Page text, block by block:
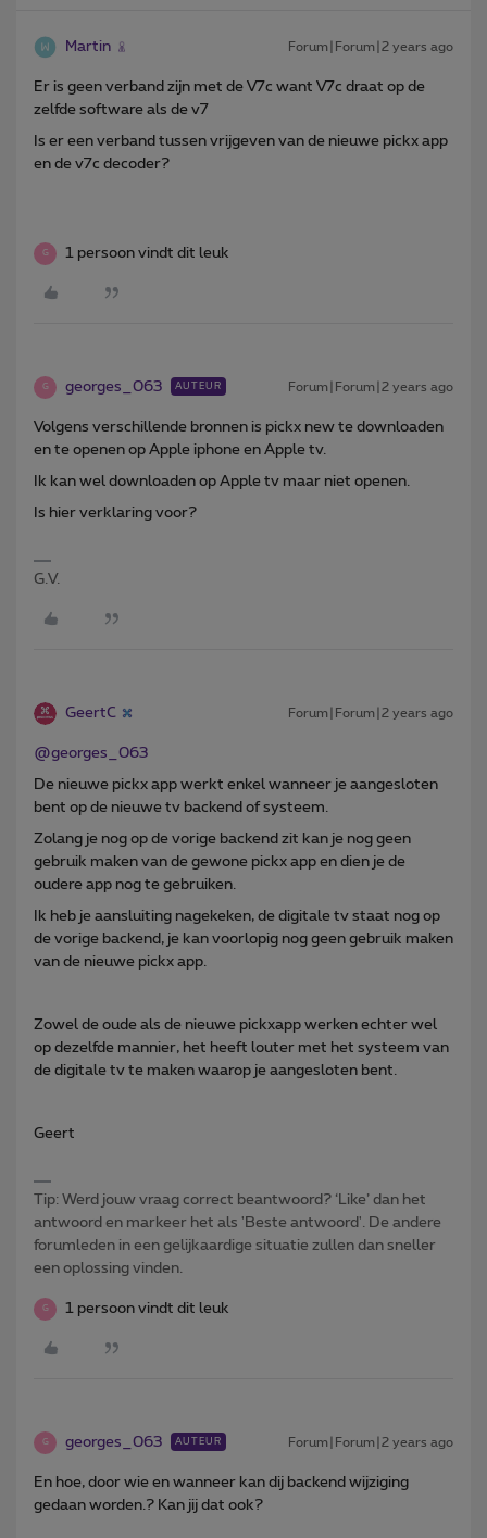
Martin Forum|Forum|2 years ago
Er is geen verband zijn met de V7c want V7c draat op de
zelfde software als de v7
Is er een verband tussen vrijgeven van de nieuwe pickx app
en de v7c decoder?
G 1 persoon vindt dit leuk
G georges_063 AUTEUR Forum|Forum|2 years ago
Volgens verschillende bronnen is pickx new te downloaden
en te openen op Apple iphone en Apple tv.
Ik kan wel downloaden op Apple tv maar niet openen.
Is hier verklaring voor?
G.V.
GeertC Forum|Forum|2 years ago
@georges_063
De nieuwe pickx app werkt enkel wanneer je aangesloten
bent op de nieuwe tv backend of systeem.
Zolang je nog op de vorige backend zit kan je nog geen
gebruik maken van de gewone pickx app en dien je de
oudere app nog te gebruiken.
Ik heb je aansluiting nagekeken, de digitale tv staat nog op
de vorige backend, je kan voorlopig nog geen gebruik maken
van de nieuwe pickx app.
Zowel de oude als de nieuwe pickxapp werken echter wel
op dezelfde mannier, het heeft louter met het systeem van
de digitale tv te maken waarop je aangesloten bent.
Geert
Tip: Werd jouw vraag correct beantwoord? ‘Like’ dan het
antwoord en markeer het als 'Beste antwoord'. De andere
forumleden in een gelijkaardige situatie zullen dan sneller
een oplossing vinden.
G 1 persoon vindt dit leuk
G georges_063 AUTEUR Forum|Forum|2 years ago
En hoe, door wie en wanneer kan dij backend wijziging
gedaan worden.? Kan jij dat ook?